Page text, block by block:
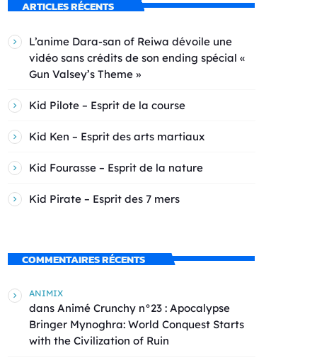
ARTICLES RÉCENTS
L’anime Dara-san of Reiwa dévoile une
vidéo sans crédits de son ending spécial «
Gun Valsey’s Theme »
Kid Pilote – Esprit de la course
Kid Ken – Esprit des arts martiaux
Kid Fourasse – Esprit de la nature
Kid Pirate – Esprit des 7 mers
COMMENTAIRES RÉCENTS
ANIMIX
dans Animé Crunchy n°23 : Apocalypse
Bringer Mynoghra: World Conquest Starts
with the Civilization of Ruin